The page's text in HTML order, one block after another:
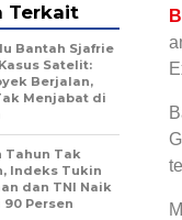
Terkait
Bantah Sjafrie
Satelit:
Berjalan,
Menjabat di
Tahun Tak
Indeks Tukin
dan TNI Naik
Persen